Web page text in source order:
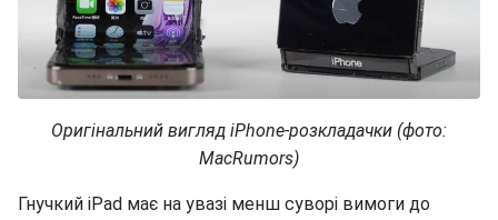
Оригінальний вигляд iPhone-розкладачки (фото:
MacRumors)
Гнучкий iPad має на увазі менш суворі вимоги до